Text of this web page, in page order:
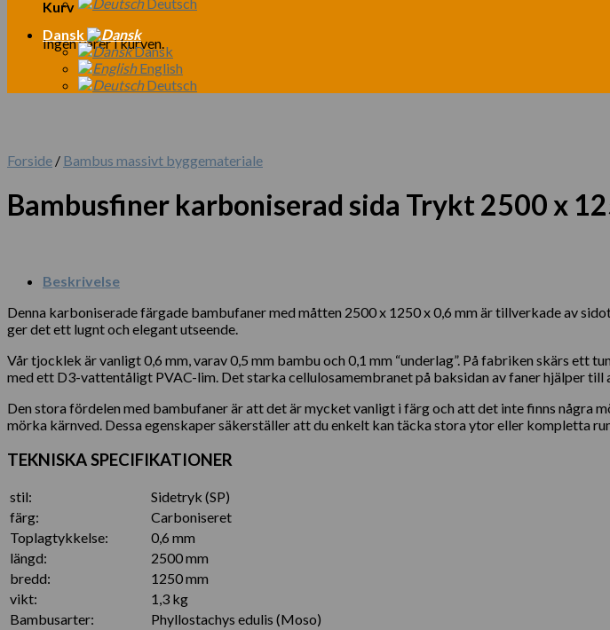
Kurv
Ingen varer i kurven.
Dansk
Dansk
English
Deutsch
Forside / Bambus massivt byggemateriale
Bambusfiner karboniserad sida Trykt 2500 x
Beskrivelse
Denna karboniserade färgade bambufaner med måtten 2500 x 1250 x 0,6 mm är tillverkade av
ger det ett lugnt och elegant utseende.
Vår tjocklek är vanligt 0,6 mm, varav 0,5 mm bambu och 0,1 mm “underlag”. På fabriken skärs
med ett D3-vattentåligt PVAC-lim. Det starka cellulosamembranet på baksidan av faner hjälper
Den stora fördelen med bambufaner är att det är mycket vanligt i färg och att det inte finns några
mörka kärnved. Dessa egenskaper säkerställer att du enkelt kan täcka stora ytor eller kompletta
TEKNISKA SPECIFIKATIONER
stil:
Sidetryk (SP)
färg:
Carboniseret
Toplagtykkelse:
0,6 mm
längd:
2500 mm
bredd:
1250 mm
vikt:
1,3 kg
Bambusarter:
Phyllostachys edulis (Moso)